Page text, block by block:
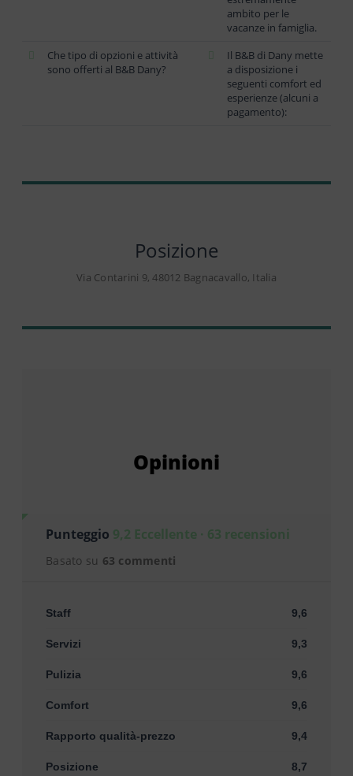
ambito per le
vacanze in famiglia.
Che tipo di opzioni e attività
sono offerti al B&B Dany?
Il B&B di Dany mette
a disposizione i
seguenti comfort ed
esperienze (alcuni a
pagamento):
Posizione
Via Contarini 9, 48012 Bagnacavallo, Italia
Opinioni
Punteggio 9,2 Eccellente · 63 recensioni
Basato su 63 commenti
Staff 9,6
Servizi 9,3
Pulizia 9,6
Comfort 9,6
Rapporto qualità-prezzo 9,4
Posizione 8,7